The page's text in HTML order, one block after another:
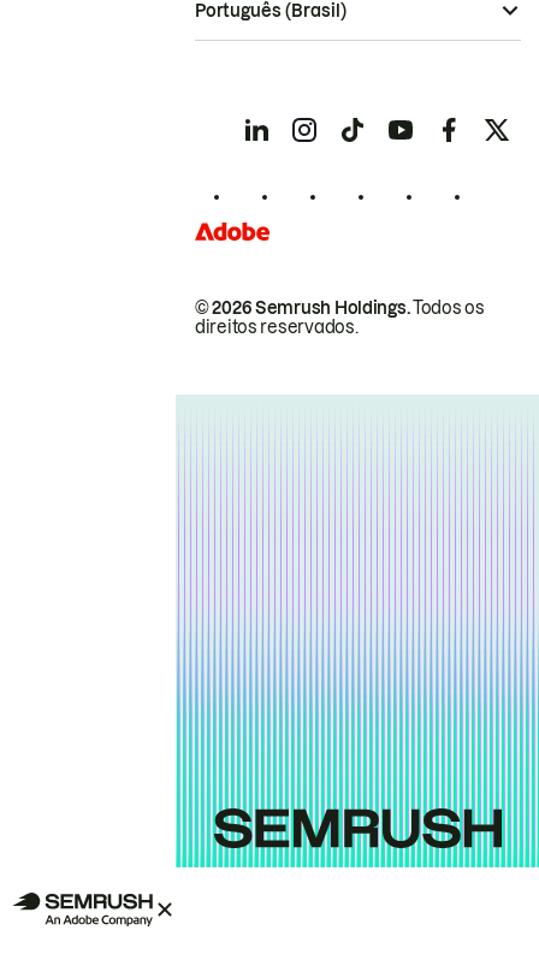
© 2026 Semrush Holdings.Todos os
direitos reservados.
Português (Brasil)